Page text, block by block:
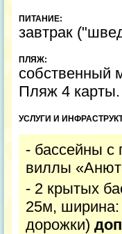
ПИТАНИЕ:
завтрак
ПЛЯЖ:
собственный
Пляж 4 карты.
УСЛУГИ И
- бассейны с
виллы
- 2 крытых
25м, ширина:
дорожки)